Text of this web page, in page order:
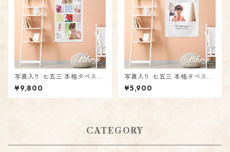
写真入り 七五三 本格タペスト
リー / 753_square ★名入れ
【名前 写真入り 壁飾り オリジ
ナル サイン 布看板 ディスプレ
¥9,800
写真入り 七五三 本格タペスト
リー / 753_simple ★名入れ
【名前 写真入り 壁飾り オリジ
ナル サイン 布看板 ディスプレ
¥5,900
CATEGORY